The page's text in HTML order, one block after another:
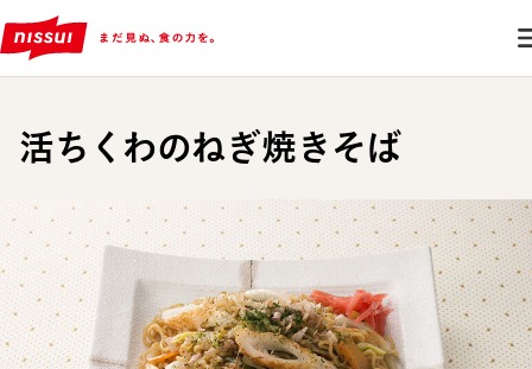
活ちくわのねぎ焼きそば